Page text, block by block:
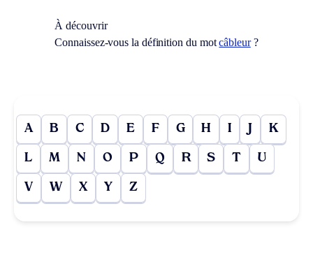
À découvrir
Connaissez-vous la définition du motcâbleur?
A B C D E F G H I J K
L M N O P Q R S T U
V W X Y Z